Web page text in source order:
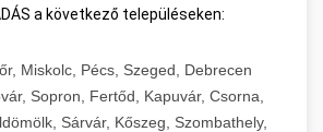
a következő településeken:
Miskolc, Pécs, Szeged, Debrecen
Sopron, Fertőd, Kapuvár, Csorna,
Sárvár, Kőszeg, Szombathely,